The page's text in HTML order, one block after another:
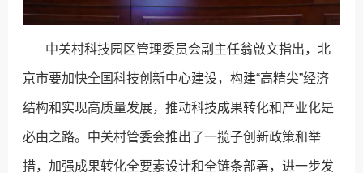
中关村科技园区管理委员会副主任翁啟文指出，北
京市要加快全国科技创新中心建设，构建“高精尖”经济
结构和实现高质量发展，推动科技成果转化和产业化是
必由之路。中关村管委会推出了一揽子创新政策和举
措，加强成果转化全要素设计和全链条部署，进一步发